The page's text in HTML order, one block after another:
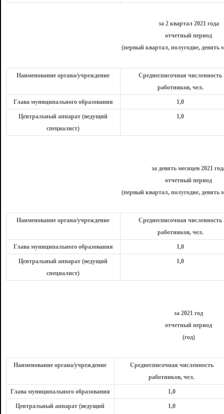
за 2 квартал 2021 года
отчетный период
(первый квартал, полугодие, девять
Наименование органа/учреждение
Среднесписочная численность
работников, чел.
Глава муниципального образования 1,0
Центральный аппарат (ведущий
специалист)
1,0
за девять месяцев 2021
отчетный период
(первый квартал, полугодие, девять
Наименование органа/учреждение
Среднесписочная численность
работников, чел.
Глава муниципального образования 1,0
Центральный аппарат (ведущий
специалист)
1,0
за 2021 год
отчетный период
(год)
Наименование органа/учреждение
Среднесписочная численность
работников, чел.
Глава муниципального образования 1,0
Центральный аппарат (ведущий
1,0